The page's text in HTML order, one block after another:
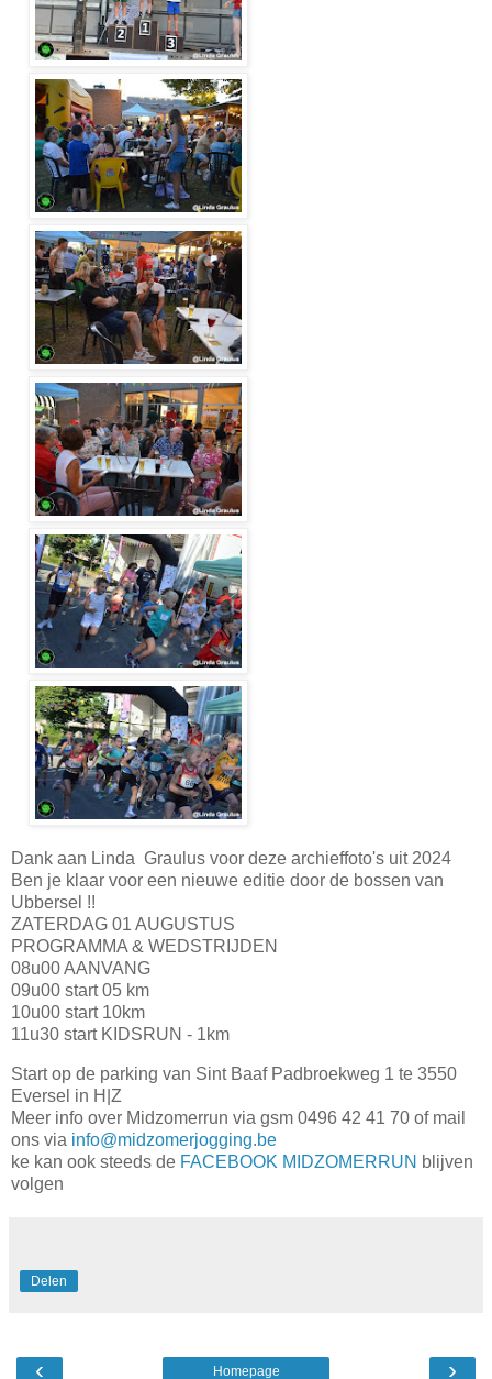
Dank aan Linda Graulus voor deze archieffoto's uit 2024
Ben je klaar voor een nieuwe editie door de bossen van
Ubbersel !!
ZATERDAG 01 AUGUSTUS
PROGRAMMA & WEDSTRIJDEN
08u00 AANVANG
09u00 start 05 km
10u00 start 10km
11u30 start KIDSRUN - 1km
Start op de parking van Sint Baaf Padbroekweg 1 te 3550
Eversel in H|Z
Meer info over Midzomerrun via gsm 0496 42 41 70 of mail
ons via info@midzomerjogging.be
ke kan ook steeds de FACEBOOK MIDZOMERRUN blijven
volgen
Delen
‹ ›
Homepage